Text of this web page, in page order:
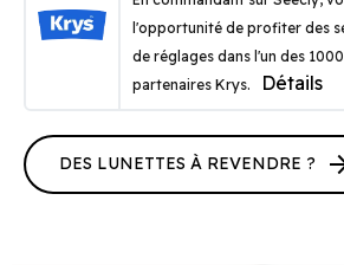
l'opportunité de profiter des
de réglages dans l'un des
partenaires Krys.
Détails
DES LUNETTES À REVENDRE ?